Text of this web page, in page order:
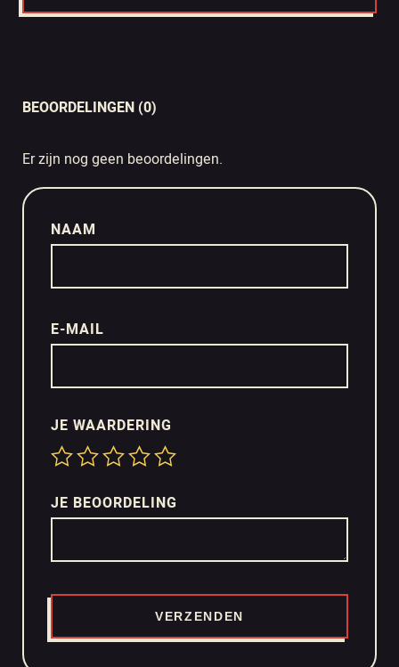
BEOORDELINGEN (0)
Er zijn nog geen beoordelingen.
JE WAARDERING
JE BEOORDELING
NAAM
E-MAIL